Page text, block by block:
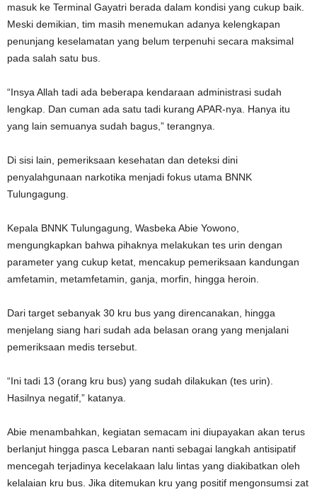
masuk ke Terminal Gayatri berada dalam kondisi yang cukup baik.
Meski demikian, tim masih menemukan adanya kelengkapan
penunjang keselamatan yang belum terpenuhi secara maksimal
pada salah satu bus.
“Insya Allah tadi ada beberapa kendaraan administrasi sudah
lengkap. Dan cuman ada satu tadi kurang APAR-nya. Hanya itu
yang lain semuanya sudah bagus,” terangnya.
Di sisi lain, pemeriksaan kesehatan dan deteksi dini
penyalahgunaan narkotika menjadi fokus utama BNNK
Tulungagung.
Kepala BNNK Tulungagung, Wasbeka Abie Yowono,
mengungkapkan bahwa pihaknya melakukan tes urin dengan
parameter yang cukup ketat, mencakup pemeriksaan kandungan
amfetamin, metamfetamin, ganja, morfin, hingga heroin.
Dari target sebanyak 30 kru bus yang direncanakan, hingga
menjelang siang hari sudah ada belasan orang yang menjalani
pemeriksaan medis tersebut.
“Ini tadi 13 (orang kru bus) yang sudah dilakukan (tes urin).
Hasilnya negatif,” katanya.
Abie menambahkan, kegiatan semacam ini diupayakan akan terus
berlanjut hingga pasca Lebaran nanti sebagai langkah antisipatif
mencegah terjadinya kecelakaan lalu lintas yang diakibatkan oleh
kelalaian kru bus. Jika ditemukan kru yang positif mengonsumsi zat